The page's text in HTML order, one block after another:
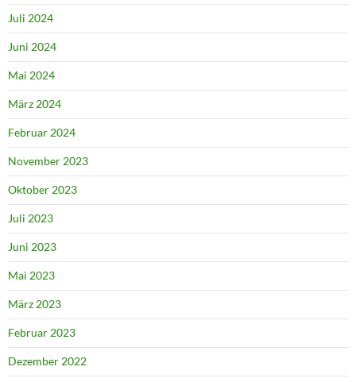
Juli 2024
Juni 2024
Mai 2024
März 2024
Februar 2024
November 2023
Oktober 2023
Juli 2023
Juni 2023
Mai 2023
März 2023
Februar 2023
Dezember 2022